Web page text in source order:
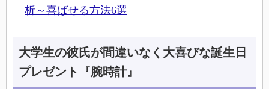
析～喜ばせる方法6選
大学生の彼氏が間違いなく大喜びな誕生日
プレゼント『腕時計』